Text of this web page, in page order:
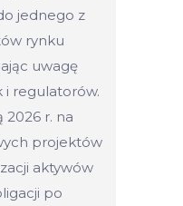
jednego z
rynku
uwagę
i regulatorów.
2026 r. na
projektów
aktywów
po